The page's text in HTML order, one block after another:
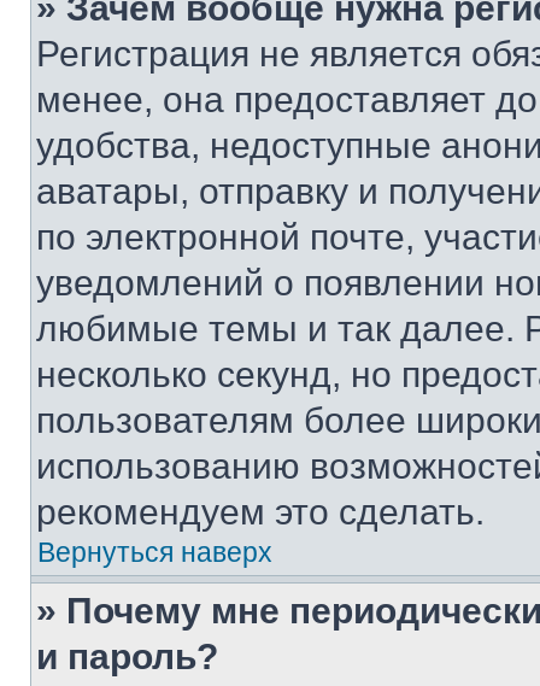
Регистрация не является
менее, она предоставляет
удобства, недоступные
аватары, отправку и
по электронной почте,
уведомлений о появлении
любимые темы и так далее.
несколько секунд, но
пользователям более
использованию
рекомендуем это сделать.
Вернуться наверх
» Почему мне
и пароль?